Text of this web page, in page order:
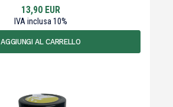
13,90 EUR
IVA inclusa10%
AGGIUNGI AL CARRELLO